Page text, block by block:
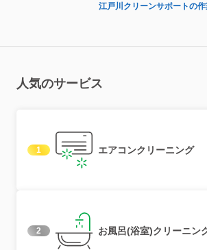
江戸川クリーンサポートの
人気のサービス
1 エアコンクリーニング
2 お風呂(浴室)クリーニン